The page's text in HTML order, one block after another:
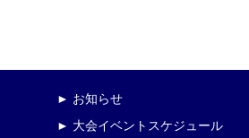
► お知らせ
► 大会イベントスケジュール